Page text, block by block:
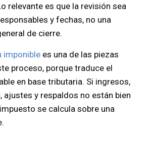
relevante es que la revisión sea
y fechas, no una
de cierre.
imponiblees una de las piezas
proceso, porque traduce el
en base tributaria. Si ingresos,
ajustes y respaldos no están bien
se calcula sobre una